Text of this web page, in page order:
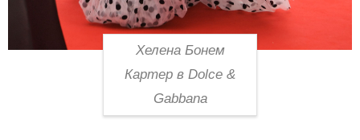
Хелена Бонем
Картер в Dolce &
Gabbana